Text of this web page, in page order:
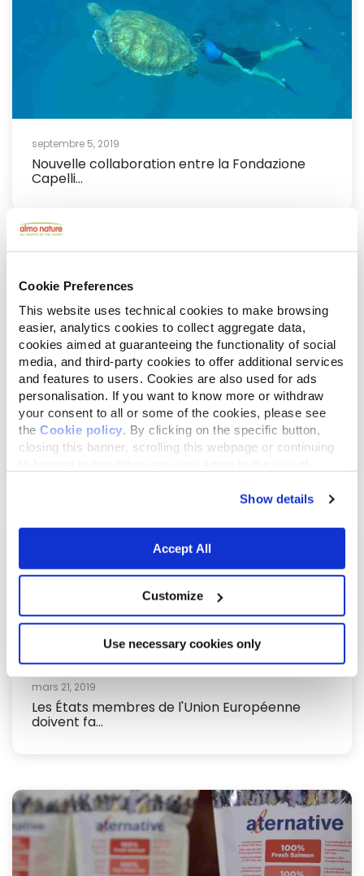
Cookie Preferences
This website uses technical cookies to make browsing
easier, analytics cookies to collect aggregate data,
cookies aimed at guaranteeing the functionality of social
media, and third-party cookies to offer additional services
and features to users. Cookies are also used for ads
personalisation. If you want to know more or withdraw
your consent to all or some of the cookies, please see
the Cookie policy. By clicking on the specific button,
closing this banner, scrolling this webpage or continuing
Show details
Accept All
Customize
Use necessary cookies only
septembre 5, 2019
Nouvelle collaboration entre la Fondazione
Capelli...
juin 20, 2019
Almo Nature n’appartient plus à un seul
homme et a...
mars 21, 2019
Les États membres de l'Union Européenne
doivent fa...